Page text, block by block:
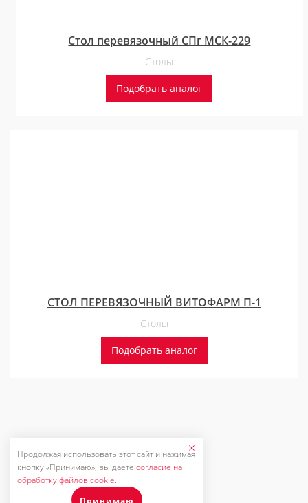
Стол перевязочный СПг МСК-229
Столы
Подобрать аналог
СТОЛ ПЕРЕВЯЗОЧНЫЙ ВИТОФАРМ П-1
Столы
Подобрать аналог
Продолжая использовать этот сайт и нажимая
кнопку «Принимаю», вы даете согласие на
обработку файлов cookie.
Принимаю